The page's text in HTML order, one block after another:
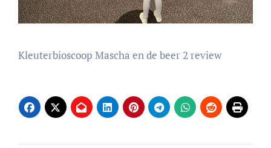
Kleuterbioscoop Mascha en de beer 2 review